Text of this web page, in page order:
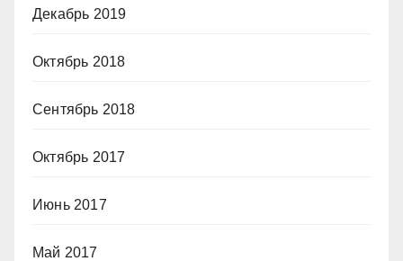
Декабрь 2019
Октябрь 2018
Сентябрь 2018
Октябрь 2017
Июнь 2017
Май 2017